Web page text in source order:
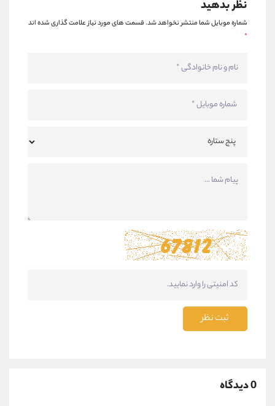
نظر بدهید
شماره موبایل شما منتشر نخواهد شد.قسمت های مورد نیاز علامت گذاری شده اند
*
ثبت نظر
0 دیدگاه